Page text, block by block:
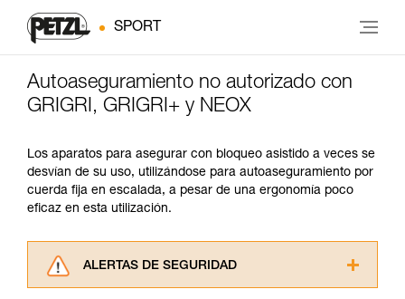
SPORT
Autoaseguramiento no autorizado con
GRIGRI, GRIGRI+ y NEOX
Los aparatos para asegurar con bloqueo asistido a veces se
desvían de su uso, utilizándose para autoaseguramiento por
cuerda fija en escalada, a pesar de una ergonomía poco
eficaz en esta utilización.
ALERTAS DE SEGURIDAD